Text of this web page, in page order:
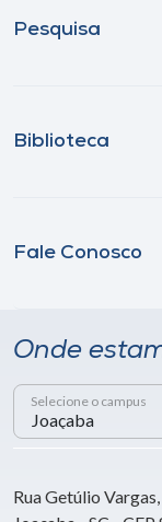
Pesquisa
Biblioteca
Fale Conosco
Onde
Selecione o campus
Rua Getúlio